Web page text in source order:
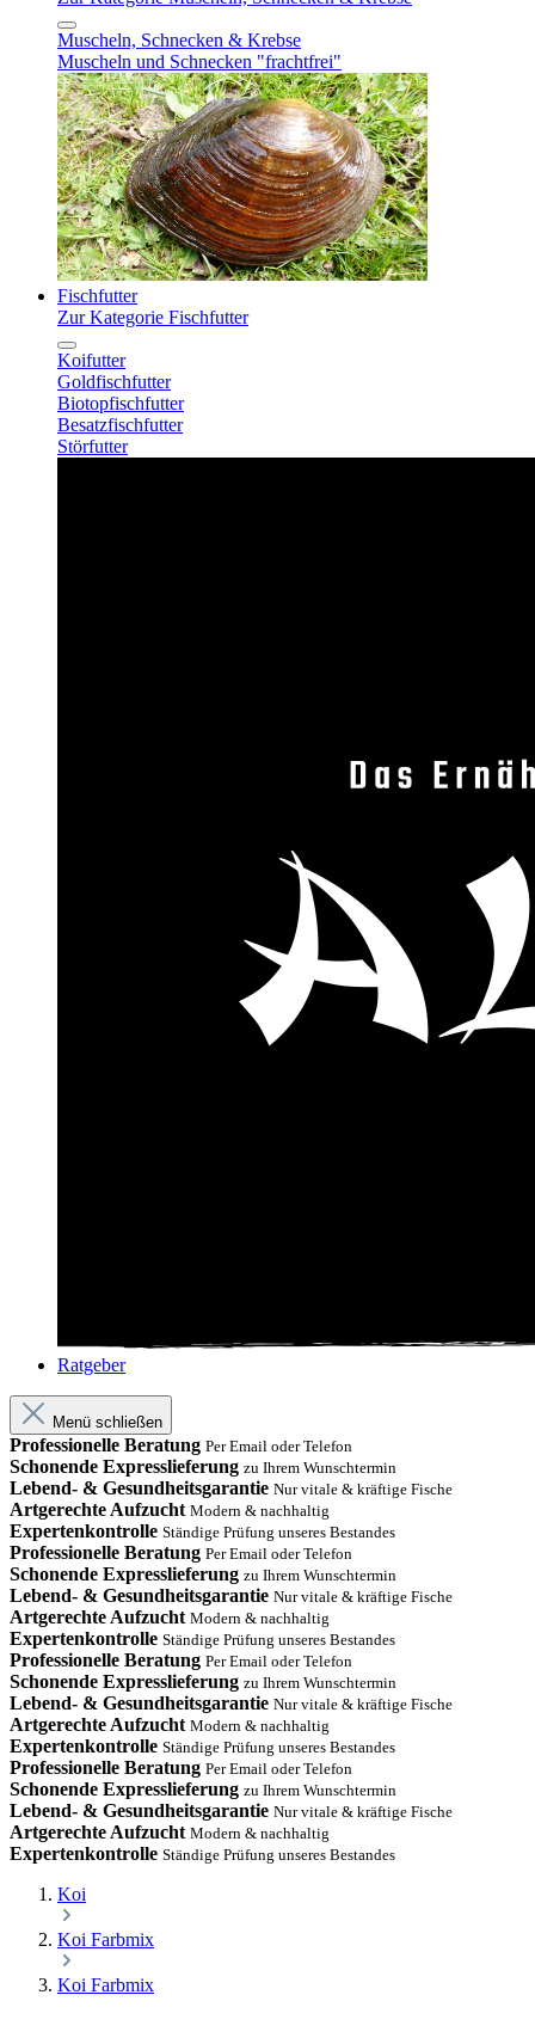
Muscheln, Schnecken & Krebse
Muscheln und Schnecken "frachtfrei"
Fischfutter
Zur Kategorie Fischfutter
Koifutter
Goldfischfutter
Biotopfischfutter
Besatzfischfutter
Störfutter
Ratgeber
Menü schließen
Professionelle Beratung Per Email oder Telefon
Schonende Expresslieferung zu Ihrem Wunschtermin
Lebend- & Gesundheitsgarantie Nur vitale & kräftige Fische
Artgerechte Aufzucht Modern & nachhaltig
Expertenkontrolle Ständige Prüfung unseres Bestandes
Professionelle Beratung Per Email oder Telefon
Schonende Expresslieferung zu Ihrem Wunschtermin
Lebend- & Gesundheitsgarantie Nur vitale & kräftige Fische
Artgerechte Aufzucht Modern & nachhaltig
Expertenkontrolle Ständige Prüfung unseres Bestandes
Professionelle Beratung Per Email oder Telefon
Schonende Expresslieferung zu Ihrem Wunschtermin
Lebend- & Gesundheitsgarantie Nur vitale & kräftige Fische
Artgerechte Aufzucht Modern & nachhaltig
Expertenkontrolle Ständige Prüfung unseres Bestandes
Professionelle Beratung Per Email oder Telefon
Schonende Expresslieferung zu Ihrem Wunschtermin
Lebend- & Gesundheitsgarantie Nur vitale & kräftige Fische
Artgerechte Aufzucht Modern & nachhaltig
Expertenkontrolle Ständige Prüfung unseres Bestandes
Koi
Koi Farbmix
Koi Farbmix